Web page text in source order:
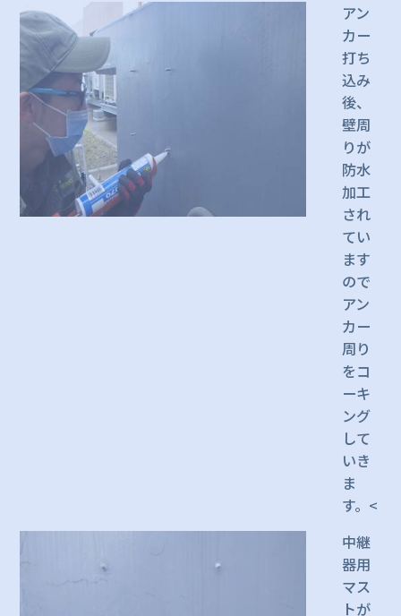
アン
カー
打ち
込み
後、
壁周
りが
防水
加工
され
てい
ます
ので
アン
カー
周り
をコ
ーキ
ング
して
いき
ま
す。<
中継
器用
マス
トが